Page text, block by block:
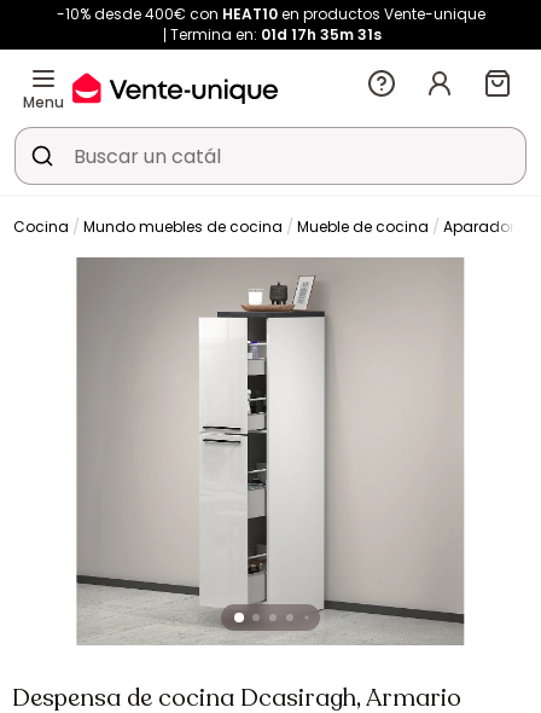
-10% desde 400€ con HEAT10en productos Vente-unique
Termina en: 01d 17h 35m31s
Menu
Cocina Mundo muebles de cocina Mueble de cocina Aparador
Despensa de cocina Dcasiragh, Armario